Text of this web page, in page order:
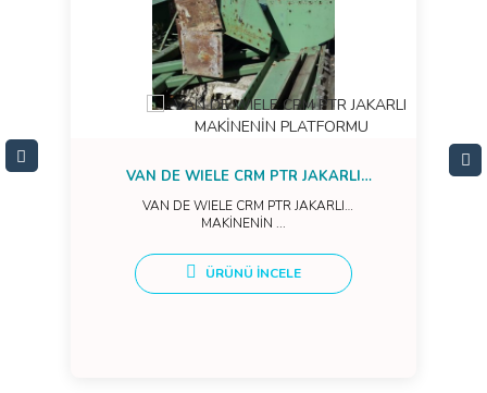
VAN DE WIELE CRM PTR JAKARLI
MAKİNENİN PLATFORMU
VAN DE WIELE CRM PTR JAKARLI
MAKİNENİN ...
ÜRÜNÜ İNCELE